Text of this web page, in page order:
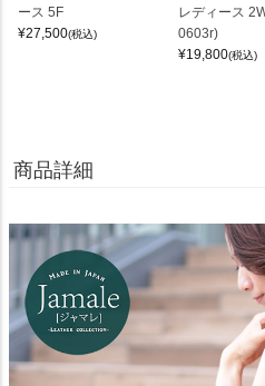
ース 5F
¥27,500(税込)
レディース
0603r)
¥19,800(税込)
商品詳細